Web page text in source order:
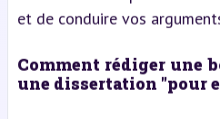
et de conduire vos
Comment rédiger une
une dissertation "pour